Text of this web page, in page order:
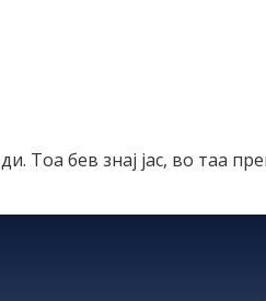
Тоа бев знај јас, во таа